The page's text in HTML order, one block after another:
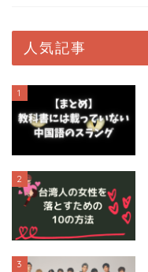
人気記事
1
2
3